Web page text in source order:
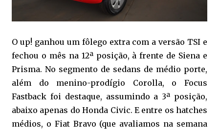
O up! ganhou um fôlego extra com a versão TSI e
fechou o mês na 12ª posição, à frente de Siena e
Prisma. No segmento de sedans de médio porte,
além do menino-prodígio Corolla, o Focus
Fastback foi destaque, assumindo a 3ª posição,
abaixo apenas do Honda Civic. E entre os hatches
médios, o Fiat Bravo (que avaliamos na semana